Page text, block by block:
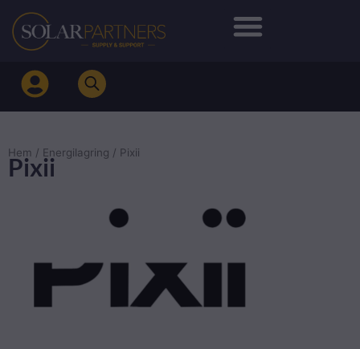
Hoppa
innehåll
Hem / Energilagring / Pixii
Pixii